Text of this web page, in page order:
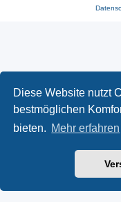
Diese Website nutzt
bestmöglichen
bieten. Mehr erfahren